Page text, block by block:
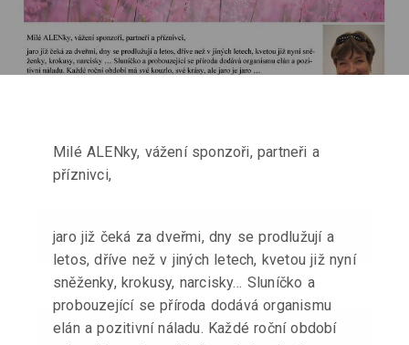
Milé ALENky, vážení sponzoři, partneři a
příznivci,
jaro již čeká za dveřmi, dny se prodlužují a
letos, dříve než v jiných letech, kvetou již nyní
sněženky, krokusy, narcisky… Sluníčko a
probouzející se příroda dodává organismu
elán a pozitivní náladu. Každé roční období